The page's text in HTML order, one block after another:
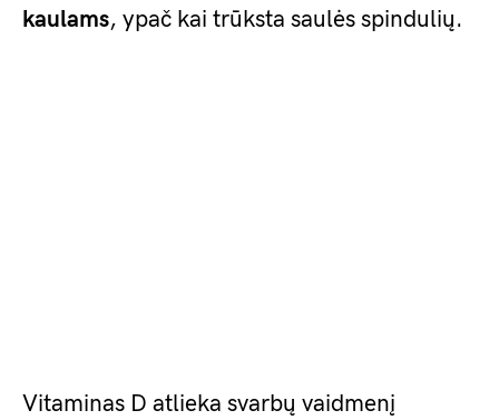
kaulams, ypač kai trūksta saulės spindulių.
Vitaminas D atlieka svarbų vaidmenį